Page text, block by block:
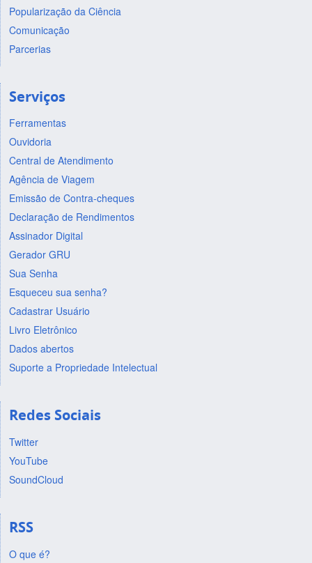
Popularização da Ciência
Comunicação
Parcerias
Serviços
Ferramentas
Ouvidoria
Central de Atendimento
Agência de Viagem
Emissão de Contra-cheques
Declaração de Rendimentos
Assinador Digital
Gerador GRU
Sua Senha
Esqueceu sua senha?
Cadastrar Usuário
Livro Eletrônico
Dados abertos
Suporte a Propriedade Intelectual
Redes Sociais
Twitter
YouTube
SoundCloud
RSS
O que é?